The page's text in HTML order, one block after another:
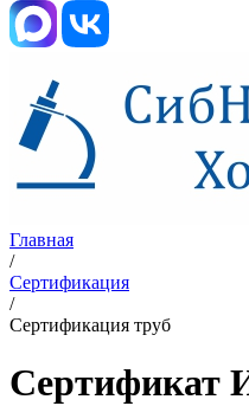
Главная
/
Сертификация
/
Сертификация труб
Сертификат